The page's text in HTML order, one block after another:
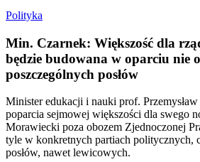
Polityka
Min. Czarnek: Większość dla
będzie budowana w oparciu nie
poszczególnych posłów
Minister edukacji i nauki prof. Przemysław
poparcia sejmowej większości dla swego
Morawiecki poza obozem Zjednoczonej
tyle w konkretnych partiach politycznych,
posłów, nawet lewicowych.